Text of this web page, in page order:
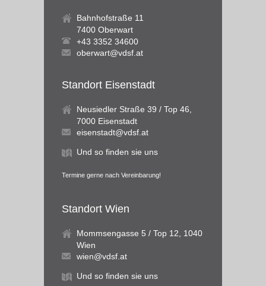
Bahnhofstraße 11
7400 Oberwart
+43 3352 34600
oberwart@vdsf.at
Standort Eisenstadt
Neusiedler Straße 39 / Top 46,
7000 Eisenstadt
eisenstadt@vdsf.at
Und so finden sie uns
Termine gerne nach Vereinbarung!
Standort Wien
Mommsengasse 5 / Top 12, 1040
Wien
wien@vdsf.at
Und so finden sie uns